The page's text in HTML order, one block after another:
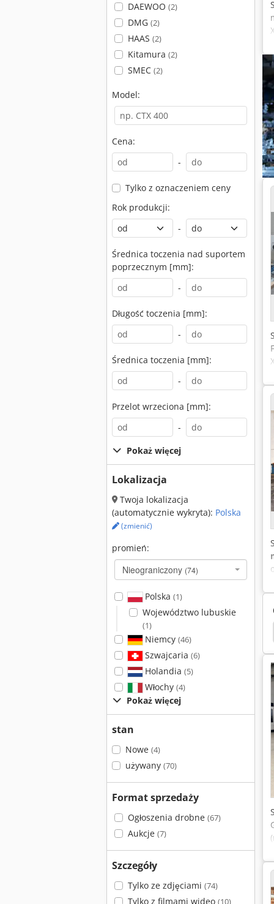
DAEWOO (2)
DMG (2)
HAAS (2)
Kitamura (2)
SMEC (2)
Model:
Cena:
-
Tylko z oznaczeniem ceny
Rok produkcji:
-
Średnica toczenia nad suportem
poprzecznym [mm]:
-
Długość toczenia [mm]:
-
Średnica toczenia [mm]:
-
Przelot wrzeciona [mm]:
-
Pokaż więcej
Lokalizacja
Twoja lokalizacja
(automatycznie wykryta): Polska
(zmienić)
promień:
Nieograniczony (74)
Polska (1)
Województwo lubuskie
(1)
Niemcy (46)
Szwajcaria (6)
Holandia (5)
Włochy (4)
Pokaż więcej
stan
Nowe (4)
używany (70)
Format sprzedaży
Ogłoszenia drobne (67)
Aukcje (7)
Szczegóły
Tylko ze zdjęciami (74)
Tylko z filmami wideo (10)
Hwacheon